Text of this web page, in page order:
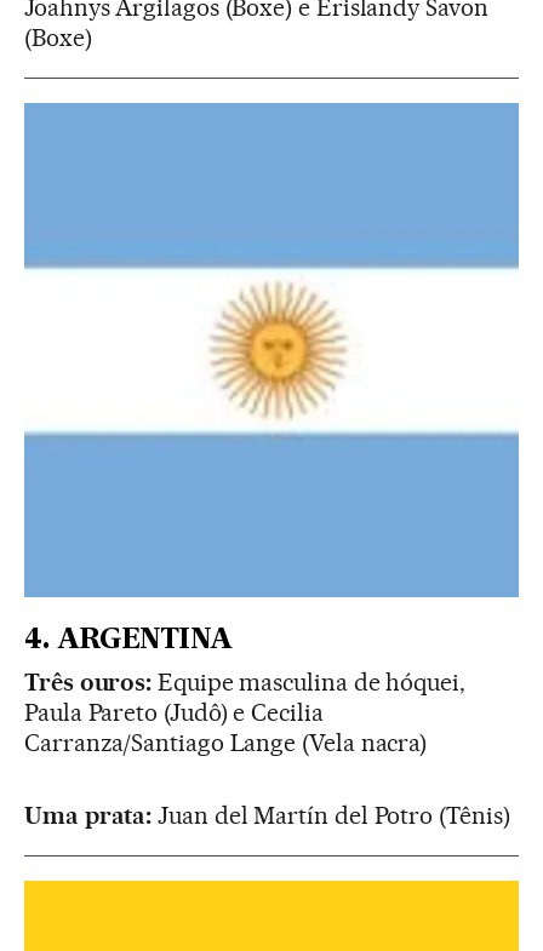
Joahnys Argilagos (Boxe) e Erislandy Savon
(Boxe)
4. ARGENTINA
Três ouros: Equipe masculina de hóquei,
Paula Pareto (Judô) e Cecilia
Carranza/Santiago Lange (Vela nacra)
Uma prata: Juan del Martín del Potro (Tênis)